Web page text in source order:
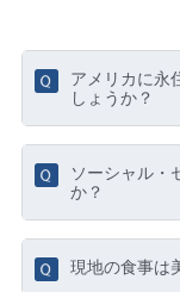
アメリカに永
しょうか？
ソーシャル・
か？
現地の食事は